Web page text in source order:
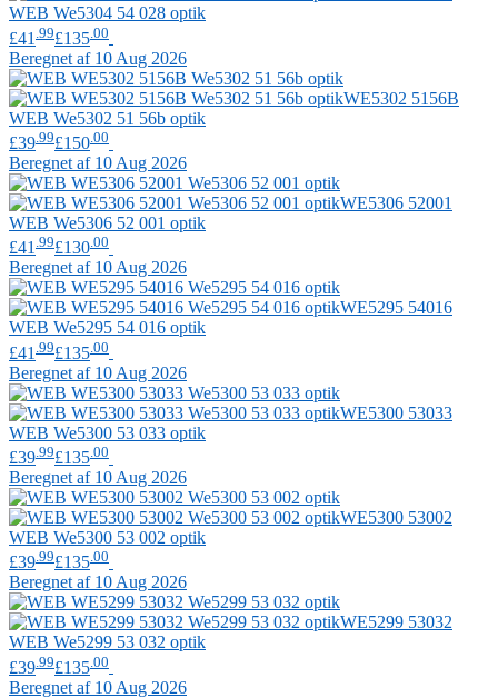
WEB We5304 54 028 optik
£41 .99£135 .00
Beregnet af 10 Aug 2026
WE5302 5156B
WEB We5302 51 56b optik
£39 .99£150 .00
Beregnet af 10 Aug 2026
WE5306 52001
WEB We5306 52 001 optik
£41 .99£130 .00
Beregnet af 10 Aug 2026
WE5295 54016
WEB We5295 54 016 optik
£41 .99£135 .00
Beregnet af 10 Aug 2026
WE5300 53033
WEB We5300 53 033 optik
£39 .99£135 .00
Beregnet af 10 Aug 2026
WE5300 53002
WEB We5300 53 002 optik
£39 .99£135 .00
Beregnet af 10 Aug 2026
WE5299 53032
WEB We5299 53 032 optik
£39 .99£135 .00
Beregnet af 10 Aug 2026